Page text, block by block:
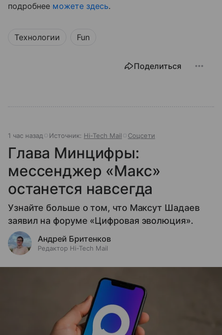
подробнее можете здесь.
Технологии Fun
Поделиться
1 час назад Источник: Hi-Tech Mail Соцсети
Глава Минцифры:
мессенджер «Макс»
останется навсегда
Узнайте больше о том, что Максут Шадаев
заявил на форуме «Цифровая эволюция».
Андрей Бритенков
Редактор Hi-Tech Mail